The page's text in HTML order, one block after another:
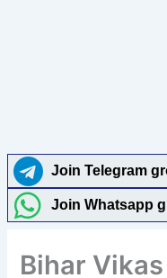
Join Telegram
Join Whatsapp
Bihar